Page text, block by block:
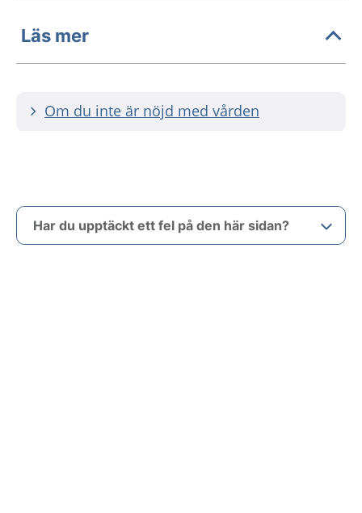
Läs mer
Om du inte är nöjd med vården
Har du upptäckt ett fel på den här sidan?